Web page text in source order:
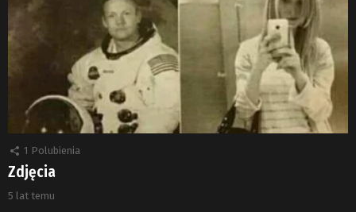
1 Polubienia
Zdjęcia
5 lat temu